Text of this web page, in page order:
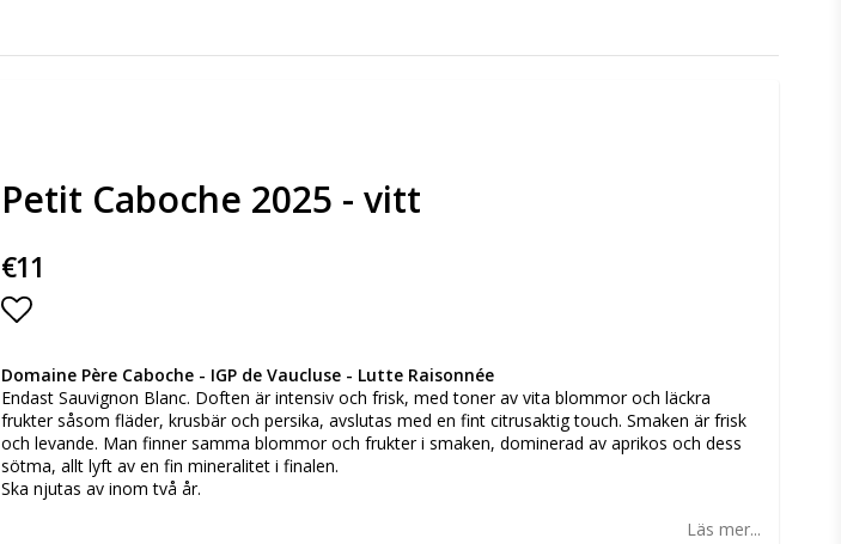
Petit Caboche 2025 - vitt
€11
Lägg till i favoritlistan
Domaine Père Caboche - IGP de Vaucluse - Lutte Raisonnée
Endast Sauvignon Blanc. Doften är intensiv och frisk, med toner av vita blommor och läckra
frukter såsom fläder, krusbär och persika, avslutas med en fint citrusaktig touch. Smaken är frisk
och levande. Man finner samma blommor och frukter i smaken, dominerad av aprikos och dess
sötma, allt lyft av en fin mineralitet i finalen.
Ska njutas av inom två år.
Läs mer...